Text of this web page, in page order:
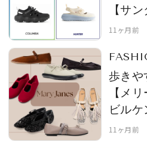
【サ
11ヶ月前
歩きや
【メ
ビル
ペー
11ヶ月前